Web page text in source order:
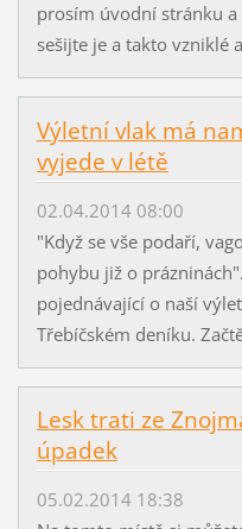
prosím úvodní stránku
sešijte je a takto vzniklé
Výletní vlak má
vyjede v létě
02.04.2014 08:00
"Když se vše podaří,
pohybu již o
pojednávající o naší
Třebíčském deníku.
Lesk trati ze
úpadek
05.02.2014 18:38